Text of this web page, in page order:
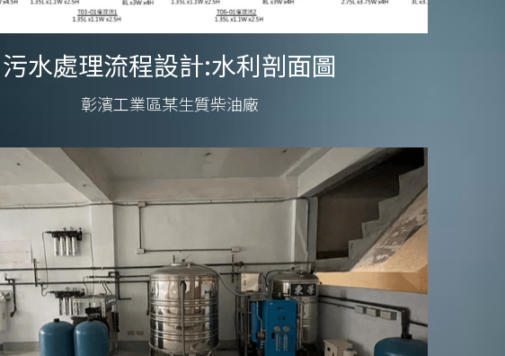
污水處理流程設計:水利剖面圖
彰濱工業區某生質柴油廠